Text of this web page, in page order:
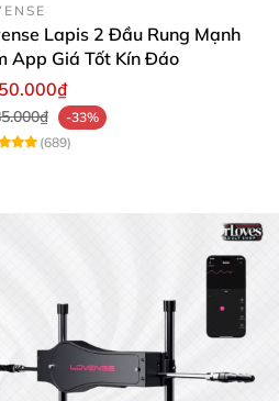
Clear Kích Thích
Clear Kích Thích
Clear Kích Thích
Lapis 2 Đầu Rung Mạnh
App Giá Tốt Kín Đáo
-33%
(689)